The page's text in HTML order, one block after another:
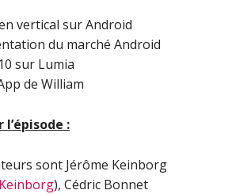
vertical sur Android
du marché Android
sur Lumia
de William
l’épisode :
sont Jérôme Keinborg
), Cédric Bonnet